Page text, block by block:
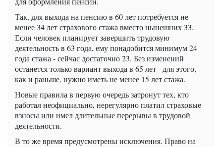
Так, для выхода на пенсию в 60 лет потребуется не
менее 34 лет страхового стажа вместо нынешних 33.
Если человек планирует завершить трудовую
деятельность в 63 года, ему понадобится минимум 24
года стажа - сейчас достаточно 23. Без изменений
останется только вариант выхода в 65 лет - для этого,
как и раньше, нужно иметь не менее 15 лет стажа.
Новые правила в первую очередь затронут тех, кто
работал неофициально, нерегулярно платил страховые
взносы или имел длительные перерывы в трудовой
деятельности.
В то же время предусмотрены исключения. Право на